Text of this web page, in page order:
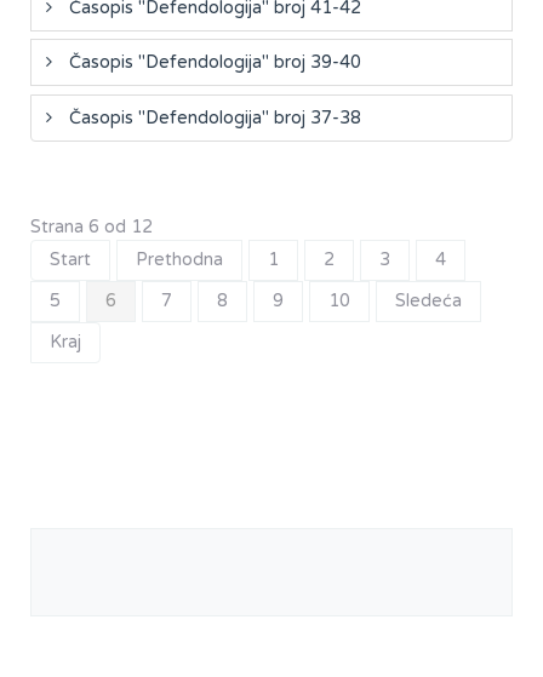
Časopis "Defendologija" broj 41-42
Časopis "Defendologija" broj 39-40
Časopis "Defendologija" broj 37-38
Strana 6 od 12
Start
Prethodna 1 2 3
4
5
6 7 8 9 10
Sledeća
Kraj